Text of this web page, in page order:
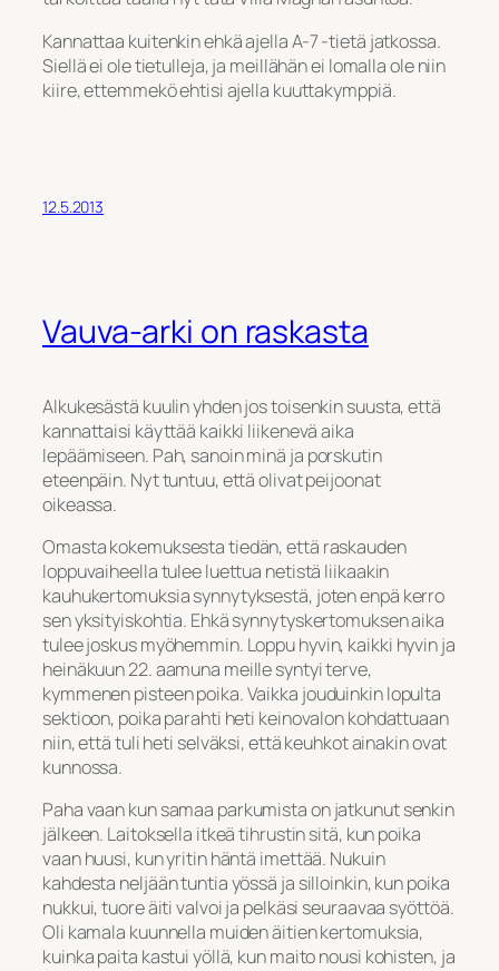
Kannattaa kuitenkin ehkä ajella A-7 -tietä jatkossa.
Siellä ei ole tietulleja, ja meillähän ei lomalla ole niin
kiire, ettemmekö ehtisi ajella kuuttakymppiä.
12.5.2013
Vauva-arki on raskasta
Alkukesästä kuulin yhden jos toisenkin suusta, että
kannattaisi käyttää kaikki liikenevä aika
lepäämiseen. Pah, sanoin minä ja porskutin
eteenpäin. Nyt tuntuu, että olivat peijoonat
oikeassa.
Omasta kokemuksesta tiedän, että raskauden
loppuvaiheella tulee luettua netistä liikaakin
kauhukertomuksia synnytyksestä, joten enpä kerro
sen yksityiskohtia. Ehkä synnytyskertomuksen aika
tulee joskus myöhemmin. Loppu hyvin, kaikki hyvin ja
heinäkuun 22. aamuna meille syntyi terve,
kymmenen pisteen poika. Vaikka jouduinkin lopulta
sektioon, poika parahti heti keinovalon kohdattuaan
niin, että tuli heti selväksi, että keuhkot ainakin ovat
kunnossa.
Paha vaan kun samaa parkumista on jatkunut senkin
jälkeen. Laitoksella itkeä tihrustin sitä, kun poika
vaan huusi, kun yritin häntä imettää. Nukuin
kahdesta neljään tuntia yössä ja silloinkin, kun poika
nukkui, tuore äiti valvoi ja pelkäsi seuraavaa syöttöä.
Oli kamala kuunnella muiden äitien kertomuksia,
kuinka paita kastui yöllä, kun maito nousi kohisten, ja